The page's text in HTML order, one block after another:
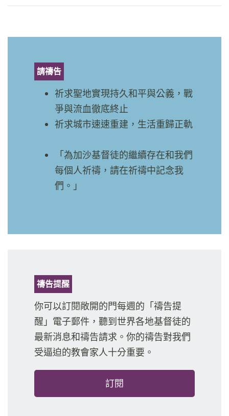
請禱告
祈求聖地實現持久和平與公義，戰
爭與流血徹底終止
祈求城市速速重建，生活重歸正軌
「為加沙基督徒的繼續存在和我們
每個人祈禱，請在祈禱中記念我
們。」
禱告提醒
你可以訂閱敞開的門每週的「禱告提
醒」電子郵件，聽到世界各地基督徒的
最新消息和禱告請求。你的禱告對我們
受逼迫的教會家人十分重要。
訂閱